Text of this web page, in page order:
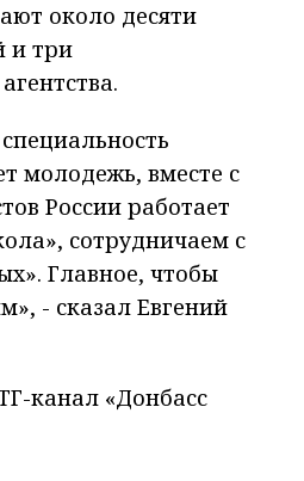
около десяти
и три
молодежь, вместе с
России работает
сотрудничаем с
Главное, чтобы
- сказал Евгений
канал «Донбасс